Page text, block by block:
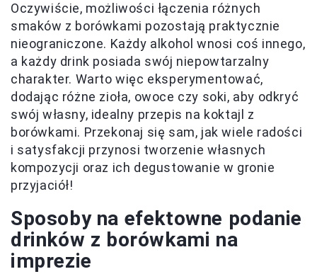
Oczywiście, możliwości łączenia różnych
smaków z borówkami pozostają praktycznie
nieograniczone. Każdy alkohol wnosi coś innego,
a każdy drink posiada swój niepowtarzalny
charakter. Warto więc eksperymentować,
dodając różne zioła, owoce czy soki, aby odkryć
swój własny, idealny przepis na koktajl z
borówkami. Przekonaj się sam, jak wiele radości
i satysfakcji przynosi tworzenie własnych
kompozycji oraz ich degustowanie w gronie
przyjaciół!
Sposoby na efektowne podanie
drinków z borówkami na
imprezie